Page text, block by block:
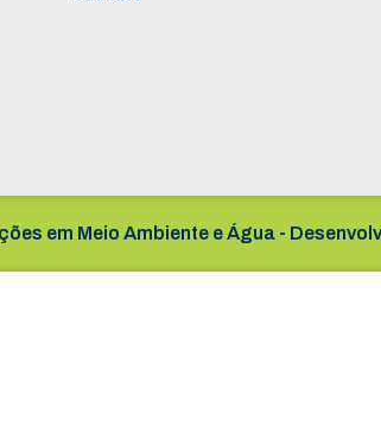
em Meio Ambiente e Água -